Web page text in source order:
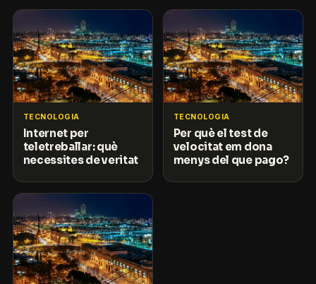
TECNOLOGIA
Internet per
teletreballar: què
necessites de veritat
TECNOLOGIA
Per què el test de
velocitat em dona
menys del que pago?